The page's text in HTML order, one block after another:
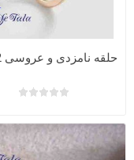
حلقه نامزدی و عروسی 21052